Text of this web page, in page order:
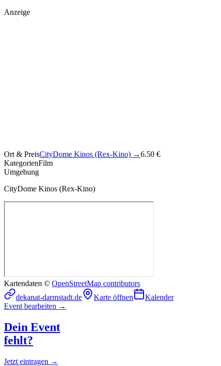
Anzeige
Ort & PreisCityDome Kinos (Rex-Kino) →6.50 €
KategorienFilm
Umgebung
CityDome Kinos (Rex-Kino)
Kartendaten © OpenStreetMap contributors
dekanat-darmstadt.de
Karte öffnen
Kalender
Event bearbeiten →
Dein Event
fehlt?
Jetzt eintragen →